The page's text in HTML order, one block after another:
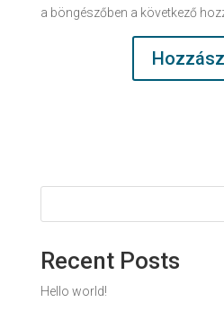
a böngészőben a következő
Recent Posts
Hello world!